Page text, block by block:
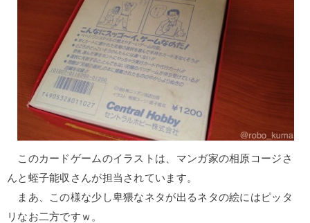
このカードゲームのイラストは、マンガ家の相原コージさ
んと蛭子能収さんが担当されています。
まあ、この様な少し卑猥なネタが出るネタの絵にはピッタ
リなお二方ですｗ。